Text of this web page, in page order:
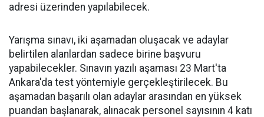
adresi üzerinden yapılabilecek.
Yarışma sınavı, iki aşamadan oluşacak ve adaylar
belirtilen alanlardan sadece birine başvuru
yapabilecekler. Sınavın yazılı aşaması 23 Mart'ta
Ankara'da test yöntemiyle gerçekleştirilecek. Bu
aşamadan başarılı olan adaylar arasından en yüksek
puandan başlanarak, alınacak personel sayısının 4 katı